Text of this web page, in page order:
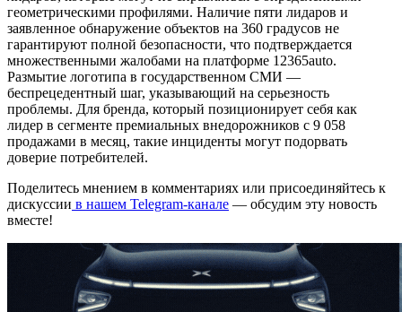
геометрическими профилями. Наличие пяти лидаров и
заявленное обнаружение объектов на 360 градусов не
гарантируют полной безопасности, что подтверждается
множественными жалобами на платформе 12365auto.
Размытие логотипа в государственном СМИ —
беспрецедентный шаг, указывающий на серьезность
проблемы. Для бренда, который позиционирует себя как
лидер в сегменте премиальных внедорожников с 9 058
продажами в месяц, такие инциденты могут подорвать
доверие потребителей.
Поделитесь мнением в комментариях или присоединяйтесь к
дискуссии в нашем Telegram-канале — обсудим эту новость
вместе!